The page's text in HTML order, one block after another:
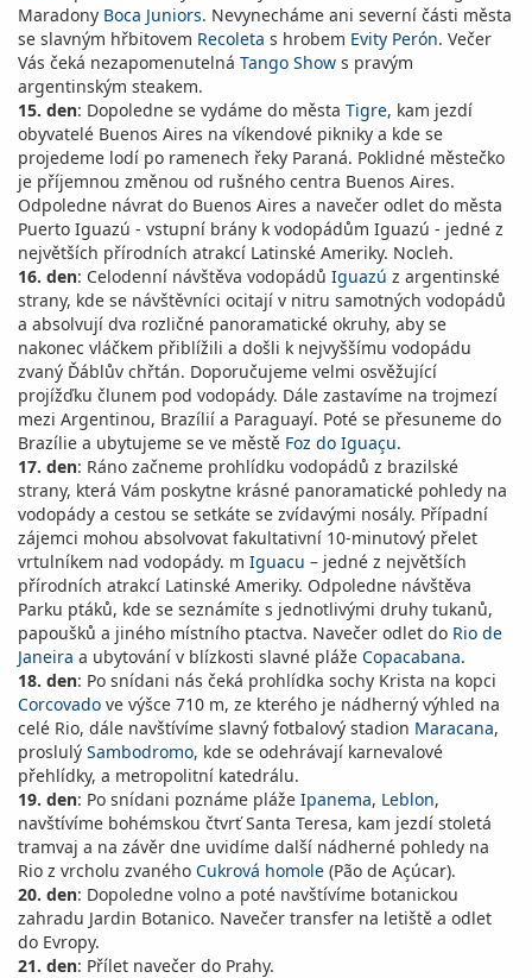
Maradony Boca Juniors. Nevynecháme ani severní části města
se slavným hřbitovem Recoleta s hrobem Evity Perón. Večer
Vás čeká nezapomenutelná Tango Show s pravým
argentinským steakem.
15. den: Dopoledne se vydáme do města Tigre, kam jezdí
obyvatelé Buenos Aires na víkendové pikniky a kde se
projedeme lodí po ramenech řeky Paraná. Poklidné městečko
je příjemnou změnou od rušného centra Buenos Aires.
Odpoledne návrat do Buenos Aires a navečer odlet do města
Puerto Iguazú - vstupní brány k vodopádům Iguazú - jedné z
největších přírodních atrakcí Latinské Ameriky. Nocleh.
16. den: Celodenní návštěva vodopádů Iguazú z argentinské
strany, kde se návštěvníci ocitají v nitru samotných vodopádů
a absolvují dva rozličné panoramatické okruhy, aby se
nakonec vláčkem přiblížili a došli k nejvyššímu vodopádu
zvaný Ďáblův chřtán. Doporučujeme velmi osvěžující
projížďku člunem pod vodopády. Dále zastavíme na trojmezí
mezi Argentinou, Brazílií a Paraguayí. Poté se přesuneme do
Brazílie a ubytujeme se ve městě Foz do Iguaçu.
17. den: Ráno začneme prohlídku vodopádů z brazilské
strany, která Vám poskytne krásné panoramatické pohledy na
vodopády a cestou se setkáte se zvídavými nosály. Případní
zájemci mohou absolvovat fakultativní 10-minutový přelet
vrtulníkem nad vodopády. m Iguacu – jedné z největších
přírodních atrakcí Latinské Ameriky. Odpoledne návštěva
Parku ptáků, kde se seznámíte s jednotlivými druhy tukanů,
papoušků a jiného místního ptactva. Navečer odlet do Rio de
Janeira a ubytování v blízkosti slavné pláže Copacabana.
18. den: Po snídani nás čeká prohlídka sochy Krista na kopci
Corcovado ve výšce 710 m, ze kterého je nádherný výhled na
celé Rio, dále navštívíme slavný fotbalový stadion Maracana,
proslulý Sambodromo, kde se odehrávají karnevalové
přehlídky, a metropolitní katedrálu.
19. den: Po snídani poznáme pláže Ipanema, Leblon,
navštívíme bohémskou čtvrť Santa Teresa, kam jezdí stoletá
tramvaj a na závěr dne uvidíme další nádherné pohledy na
Rio z vrcholu zvaného Cukrová homole (Pão de Açúcar).
20. den: Dopoledne volno a poté navštívíme botanickou
zahradu Jardin Botanico. Navečer transfer na letiště a odlet
do Evropy.
21. den: Přílet navečer do Prahy.